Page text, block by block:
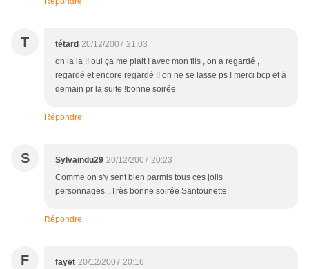
T tétard 20/12/2007 21:03
oh la la !! oui ça me plait ! avec mon fils , on a regardé ,
regardé et encore regardé !! on ne se lasse ps ! merci bcp et à
demain pr la suite !bonne soirée
Répondre
S Sylvaindu29 20/12/2007 20:23
Comme on s'y sent bien parmis tous ces jolis
personnages...Très bonne soirée Santounette.
Répondre
F fayet 20/12/2007 20:16